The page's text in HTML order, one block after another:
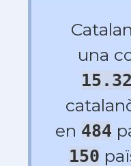
una
en 484
150